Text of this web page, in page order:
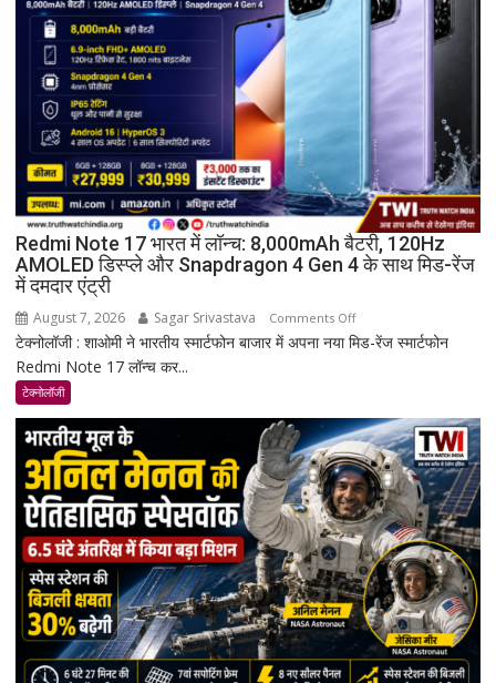
Redmi Note 17 भारत में लॉन्च: 8,000mAh बैटरी, 120Hz
AMOLED डिस्प्ले और Snapdragon 4 Gen 4 के साथ मिड-रेंज
में दमदार एंट्री
August 7, 2026 Sagar Srivastava Comments Offon
Redmi
में
लॉन्च:
8,000mAh
बैटरी,
120Hz
AMOLED
डिस्प्ले
और
Snapdragon
4
टेक्नोलॉजी : शाओमी ने भारतीय स्मार्टफोन बाजार में अपना नया मिड-रेंज स्मार्टफोन
Redmi Note 17 लॉन्च कर...
टेक्नोलॉजी